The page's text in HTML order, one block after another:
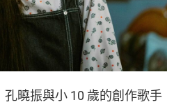
曉振與小 10 歲的創作歌手